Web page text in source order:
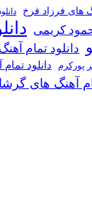
های فرزاد فرخ
کریمی
دانلود تمام
پورکرم دانلود
آهنگ های